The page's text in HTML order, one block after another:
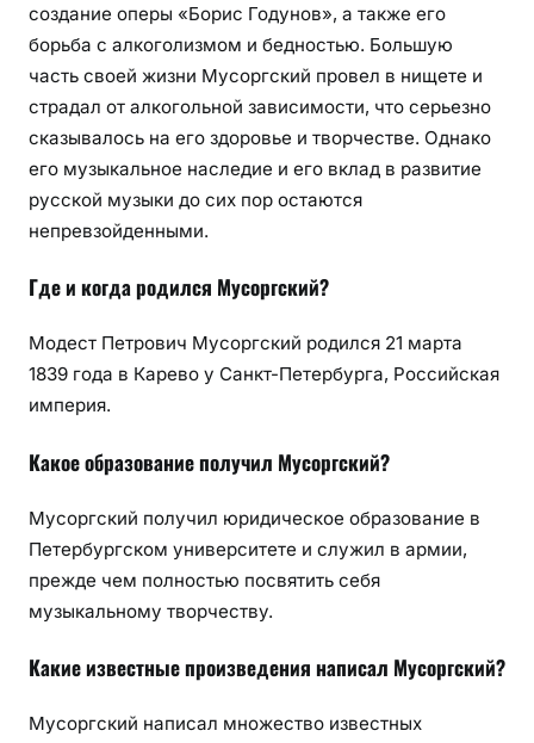
создание оперы «Борис Годунов», а также его
борьба с алкоголизмом и бедностью. Большую
часть своей жизни Мусоргский провел в нищете и
страдал от алкогольной зависимости, что серьезно
сказывалось на его здоровье и творчестве. Однако
его музыкальное наследие и его вклад в развитие
русской музыки до сих пор остаются
непревзойденными.
Где и когда родился Мусоргский?
Модест Петрович Мусоргский родился 21 марта
1839 года в Карево у Санкт-Петербурга, Российская
империя.
Какое образование получил Мусоргский?
Мусоргский получил юридическое образование в
Петербургском университете и служил в армии,
прежде чем полностью посвятить себя
музыкальному творчеству.
Какие известные произведения написал Мусоргский?
Мусоргский написал множество известных